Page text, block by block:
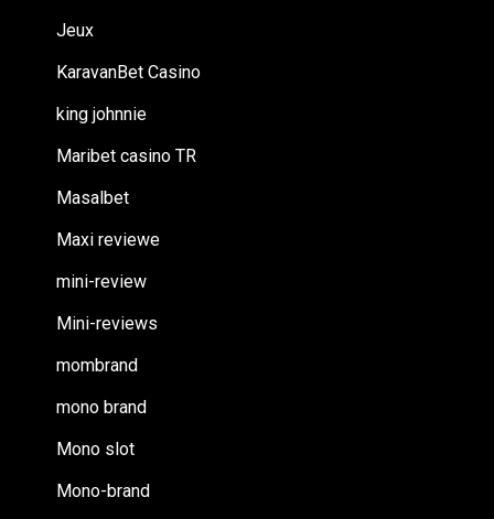
Jeux
KaravanBet Casino
king johnnie
Maribet casino TR
Masalbet
Maxi reviewe
mini-review
Mini-reviews
mombrand
mono brand
Mono slot
Mono-brand